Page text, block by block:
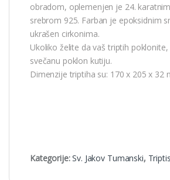
obradom, oplemenjen je 24.
srebrom 925. Farban je epoksidnim
ukrašen cirkonima.
Ukoliko želite da vaš triptih
svečanu poklon kutiju.
Dimenzije triptiha su: 170 x 205 x 32
Kategorije:Sv. Jakov Tumanski,